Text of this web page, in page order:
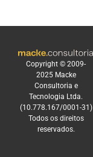
Copyright © 2009-
2025 Macke
Consultoria e
Tecnologia Ltda.
(10.778.167/0001-31)
Todos os direitos
reservados.